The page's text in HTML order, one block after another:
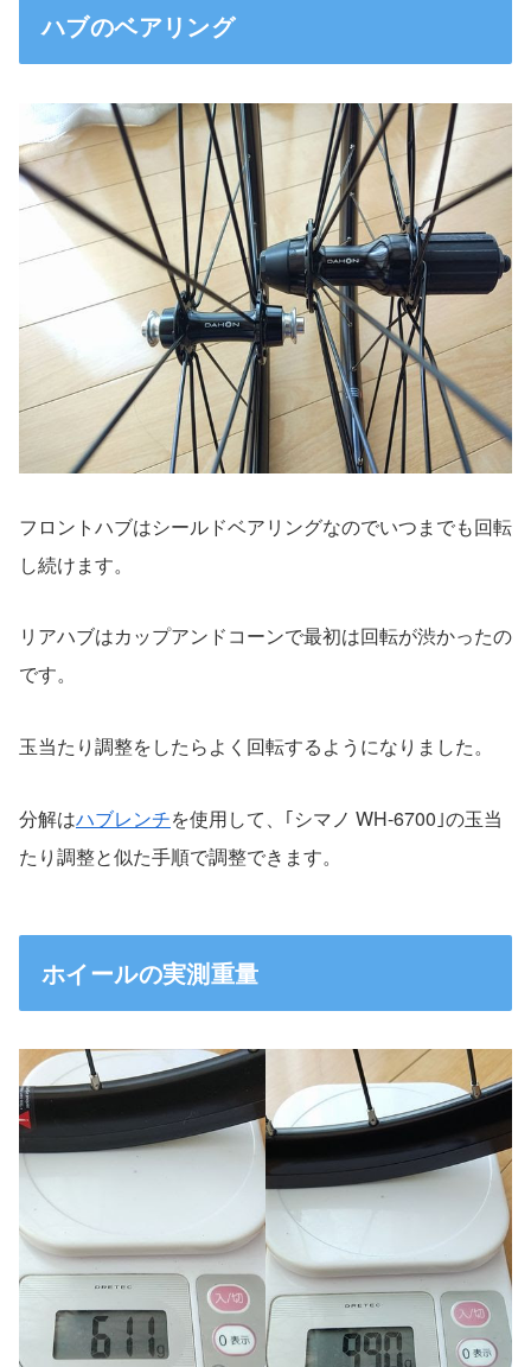
ハブのベアリング
フロントハブはシールドベアリングなのでいつまでも回転
し続けます。
リアハブはカップアンドコーンで最初は回転が渋かったの
です。
玉当たり調整をしたらよく回転するようになりました。
分解はハブレンチを使用して、｢シマノ WH-6700｣の玉当
たり調整と似た手順で調整できます。
ホイールの実測重量